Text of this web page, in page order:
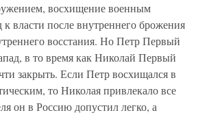
восхищение военным
власти после внутреннего брожения
восстания. Но Петр Первый
в то время как Николай Первый
закрыть. Если Петр восхищался в
то Николая привлекало все
он в Россию допустил легко, а